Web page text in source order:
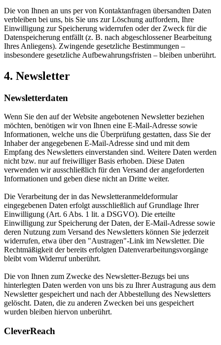
Die von Ihnen an uns per von Kontaktanfragen übersandten Daten
verbleiben bei uns, bis Sie uns zur Löschung auffordern, Ihre
Einwilligung zur Speicherung widerrufen oder der Zweck für die
Datenspeicherung entfällt (z. B. nach abgeschlossener Bearbeitung
Ihres Anliegens). Zwingende gesetzliche Bestimmungen –
insbesondere gesetzliche Aufbewahrungsfristen – bleiben unberührt.
4. Newsletter
Newsletterdaten
Wenn Sie den auf der Website angebotenen Newsletter beziehen
möchten, benötigen wir von Ihnen eine E-Mail-Adresse sowie
Informationen, welche uns die Überprüfung gestatten, dass Sie der
Inhaber der angegebenen E-Mail-Adresse sind und mit dem
Empfang des Newsletters einverstanden sind. Weitere Daten werden
nicht bzw. nur auf freiwilliger Basis erhoben. Diese Daten
verwenden wir ausschließlich für den Versand der angeforderten
Informationen und geben diese nicht an Dritte weiter.
Die Verarbeitung der in das Newsletteranmeldeformular
eingegebenen Daten erfolgt ausschließlich auf Grundlage Ihrer
Einwilligung (Art. 6 Abs. 1 lit. a DSGVO). Die erteilte
Einwilligung zur Speicherung der Daten, der E-Mail-Adresse sowie
deren Nutzung zum Versand des Newsletters können Sie jederzeit
widerrufen, etwa über den "Austragen"-Link im Newsletter. Die
Rechtmäßigkeit der bereits erfolgten Datenverarbeitungsvorgänge
bleibt vom Widerruf unberührt.
Die von Ihnen zum Zwecke des Newsletter-Bezugs bei uns
hinterlegten Daten werden von uns bis zu Ihrer Austragung aus dem
Newsletter gespeichert und nach der Abbestellung des Newsletters
gelöscht. Daten, die zu anderen Zwecken bei uns gespeichert
wurden bleiben hiervon unberührt.
CleverReach